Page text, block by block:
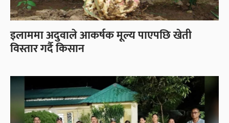
इलाममा अदुवाले आकर्षक मूल्य पाएपछि खेती
विस्तार गर्दै किसान